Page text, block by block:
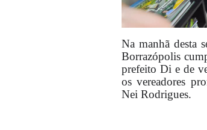
Na manhã desta
Borrazópolis
prefeito Di e de
os vereadores
Nei Rodrigues.